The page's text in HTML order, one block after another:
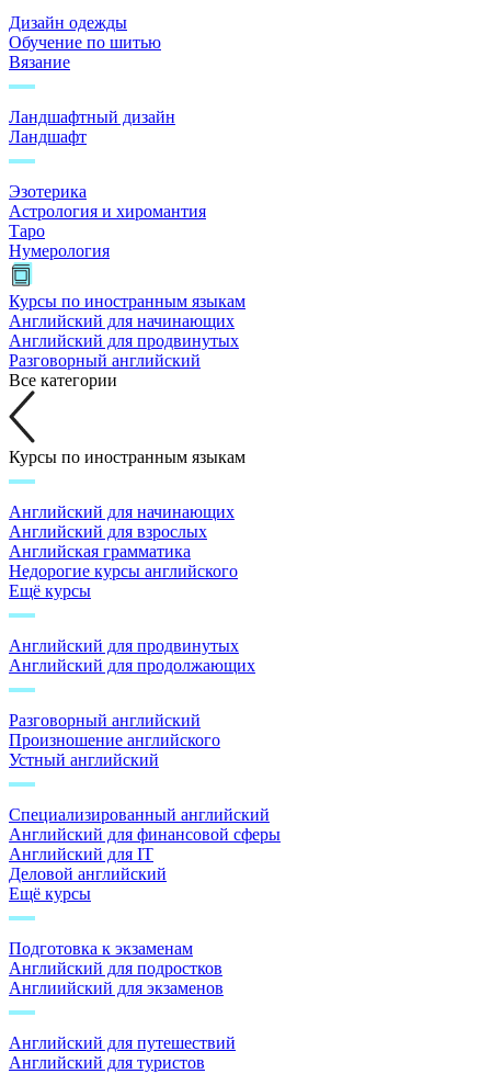
Дизайн одежды
Обучение по шитью
Вязание
Ландшафтный дизайн
Ландшафт
Эзотерика
Астрология и хиромантия
Таро
Нумерология
Курсы по иностранным языкам
Английский для начинающих
Английский для продвинутых
Разговорный английский
Все категории
Курсы по иностранным языкам
Английский для начинающих
Английский для взрослых
Английская грамматика
Недорогие курсы английского
Ещё курсы
Английский для продвинутых
Английский для продолжающих
Разговорный английский
Произношение английского
Устный английский
Специализированный английский
Английский для финансовой сферы
Английский для IT
Деловой английский
Ещё курсы
Подготовка к экзаменам
Английский для подростков
Англиийский для экзаменов
Английский для путешествий
Английский для туристов